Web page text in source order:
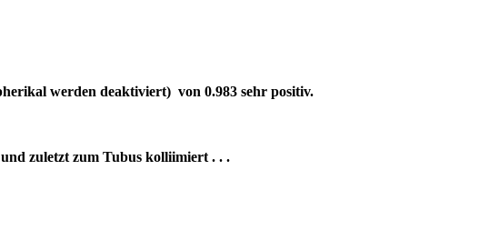
werden deaktiviert) von 0.983 sehr positiv.
und zuletzt zum Tubus kolliimiert . . .